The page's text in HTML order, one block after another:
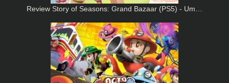
Review Story of Seasons: Grand Bazaar (PS5) - Um…